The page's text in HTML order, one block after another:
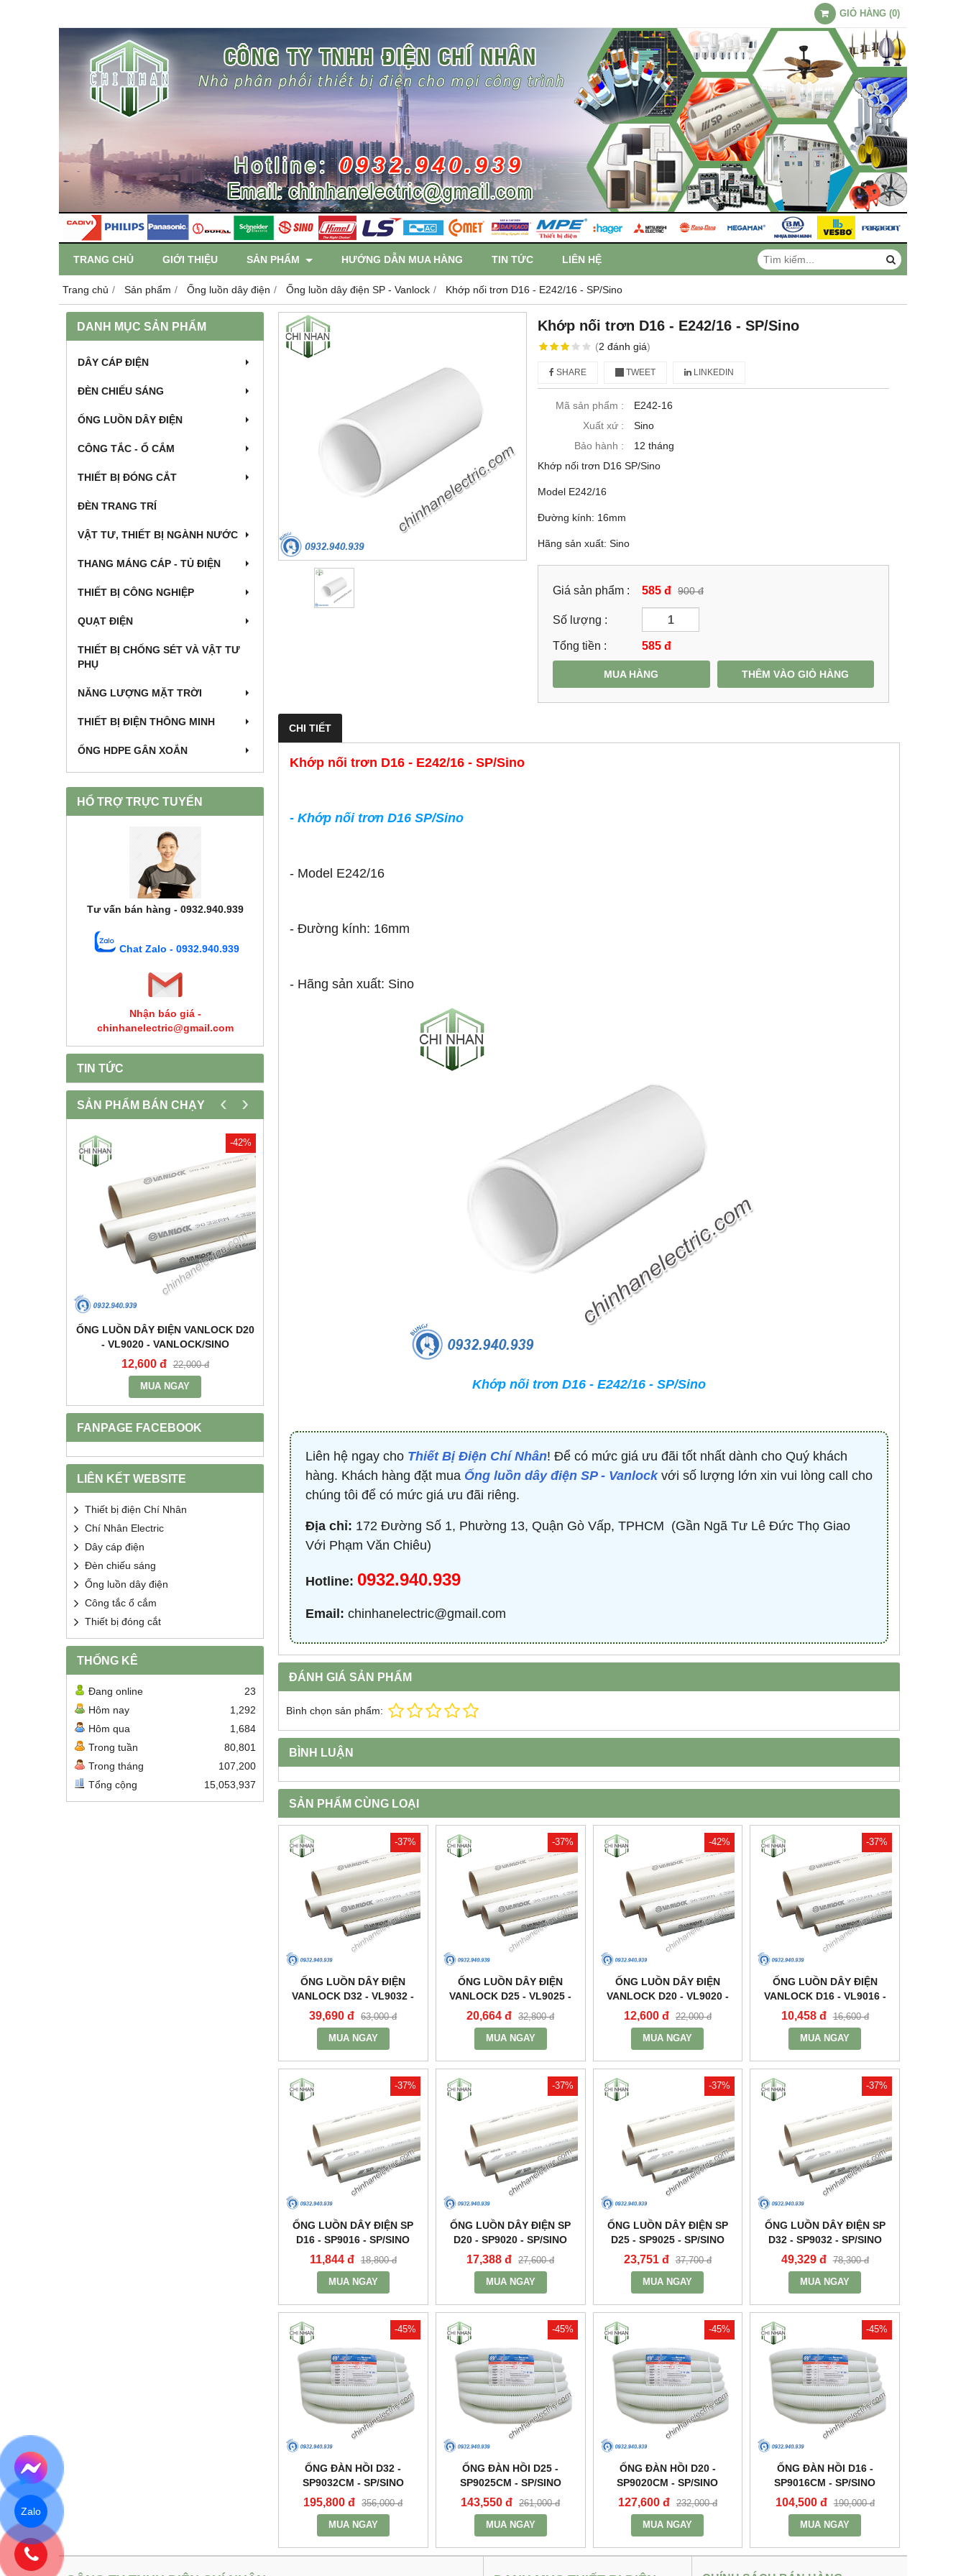
GIỎ HÀNG (0)
TRANG CHỦ GIỚI THIỆU SẢN PHẨM HƯỚNG DẪN MUA HÀNG TIN TỨC LIÊN HỆ
Trang chủ Sản phẩm Ống luồn dây điện Ống luồn dây điện SP - Vanlock Khớp nối trơn D16 - E242/16 - SP/Sino
DANH MỤC SẢN PHẨM
DÂY CÁP ĐIỆN
ĐÈN CHIẾU SÁNG
ỐNG LUỒN DÂY ĐIỆN
CÔNG TẮC - Ổ CẮM
THIẾT BỊ ĐÓNG CẮT
ĐÈN TRANG TRÍ
VẬT TƯ, THIẾT BỊ NGÀNH NƯỚC
THANG MÁNG CÁP - TỦ ĐIỆN
THIẾT BỊ CÔNG NGHIỆP
QUẠT ĐIỆN
THIẾT BỊ CHỐNG SÉT VÀ VẬT TƯ
PHỤ
NĂNG LƯỢNG MẶT TRỜI
THIẾT BỊ ĐIỆN THÔNG MINH
ỐNG HDPE GÂN XOẮN
HỔ TRỢ TRỰC TUYẾN
Tư vấn bán hàng - 0932.940.939
Chat Zalo - 0932.940.939
Nhận báo giá -
chinhanelectric@gmail.com
TIN TỨC
SẢN PHẨM BÁN CHẠY
-42%
ỐNG LUỒN DÂY ĐIỆN VANLOCK D20
- VL9020 - VANLOCK/SINO
12,600 đ 22,000 đ
MUA NGAY
TỤ BÙ TRÒN 20KVAR 3P 450V -
HDCAP304500203 - HIMEL
HJKL5CQ4S - HIMEL
MUA NGAY
‹ ›
FANPAGE FACEBOOK
LIÊN KẾT WEBSITE
Thiết bị điện Chí Nhân
Chí Nhân Electric
Dây cáp điện
Đèn chiếu sáng
Ống luồn dây điện
Công tắc ổ cắm
Thiết bị đóng cắt
THỐNG KÊ
Đang online
23
Hôm nay
1,292
Hôm qua
1,684
Trong tuần
80,801
Trong tháng
107,200
Tổng cộng
15,053,937
Khớp nối trơn D16 - E242/16 - SP/Sino
(2 đánh giá)
SHARE TWEET LINKEDIN
Mã sản phẩm :
E242-16
Xuất xứ :
Sino
Bảo hành :
12 tháng
Khớp nối trơn D16 SP/Sino
Model E242/16
Đường kính: 16mm
Hãng sản xuất: Sino
Giá sản phẩm : 585 đ 900 đ
Số lượng :
Tổng tiền : 585 đ
MUA HÀNG THÊM VÀO GIỎ HÀNG
CHI TIẾT
Khớp nối trơn D16 - E242/16 - SP/Sino
- Khớp nối trơn D16 SP/Sino
- Model E242/16
- Đường kính: 16mm
- Hãng sản xuất: Sino
Khớp nối trơn D16 - E242/16 - SP/Sino
Liên hệ ngay cho Thiết Bị Điện Chí Nhân! Để có mức giá ưu đãi tốt nhất dành cho Quý khách
hàng. Khách hàng đặt mua Ống luồn dây điện SP - Vanlock với số lượng lớn xin vui lòng call cho
chúng tôi để có mức giá ưu đãi riêng.
Địa chỉ: 172 Đường Số 1, Phường 13, Quận Gò Vấp, TPHCM ​ (Gần Ngã Tư Lê Đức Thọ Giao
Với Phạm Văn Chiêu)
Hotline: 0932.940.939
Email: chinhanelectric@gmail.com
ĐÁNH GIÁ SẢN PHẨM
Bình chọn sản phẩm:
BÌNH LUẬN
SẢN PHẨM CÙNG LOẠI
-37%
ỐNG LUỒN DÂY ĐIỆN
VANLOCK D32 - VL9032 -
VANLOCK/SINO
39,690 đ 63,000 đ
MUA NGAY
-37%
ỐNG LUỒN DÂY ĐIỆN
VANLOCK D25 - VL9025 -
VANLOCK/SINO
20,664 đ 32,800 đ
MUA NGAY
-42%
ỐNG LUỒN DÂY ĐIỆN
VANLOCK D20 - VL9020 -
VANLOCK/SINO
12,600 đ 22,000 đ
MUA NGAY
-37%
ỐNG LUỒN DÂY ĐIỆN
VANLOCK D16 - VL9016 -
VANLOCK/SINO
10,458 đ 16,600 đ
MUA NGAY
-37%
ỐNG LUỒN DÂY ĐIỆN SP
D16 - SP9016 - SP/SINO
11,844 đ 18,800 đ
MUA NGAY
-37%
ỐNG LUỒN DÂY ĐIỆN SP
D20 - SP9020 - SP/SINO
17,388 đ 27,600 đ
MUA NGAY
-37%
ỐNG LUỒN DÂY ĐIỆN SP
D25 - SP9025 - SP/SINO
23,751 đ 37,700 đ
MUA NGAY
-37%
ỐNG LUỒN DÂY ĐIỆN SP
D32 - SP9032 - SP/SINO
49,329 đ 78,300 đ
MUA NGAY
-45%
ỐNG ĐÀN HỒI D32 -
SP9032CM - SP/SINO
195,800 đ 356,000 đ
MUA NGAY
-45%
ỐNG ĐÀN HỒI D25 -
SP9025CM - SP/SINO
143,550 đ 261,000 đ
MUA NGAY
-45%
ỐNG ĐÀN HỒI D20 -
SP9020CM - SP/SINO
127,600 đ 232,000 đ
MUA NGAY
-45%
ỐNG ĐÀN HỒI D16 -
SP9016CM - SP/SINO
104,500 đ 190,000 đ
MUA NGAY
Zalo